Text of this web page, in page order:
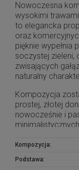
Nowoczesna
wysokimi
to elegancka
oraz
pięknie wypełnia
soczystej zieleni,
zwisających
naturalny
Kompozycja
prostej, złotej
nowocześnie i
recepcje. To
nie wymaga
Kompozycja:
Podstawa: